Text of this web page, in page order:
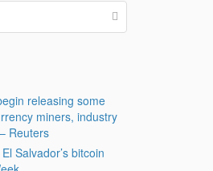
releasing some
miners, industry
Reuters
Salvador’s bitcoin